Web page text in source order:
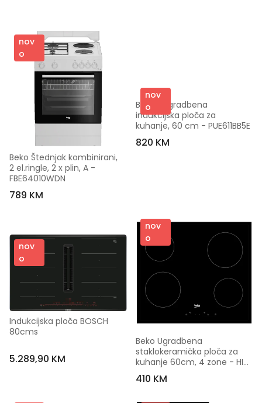
nov
o
Beko Štednjak kombinirani,
2 el.ringle, 2 x plin, A -
FBE64010WDN
789 KM
nov
o
Bosch Ugradbena
indukcijska ploča za
kuhanje, 60 cm - PUE611BB5E
820 KM
nov
o
Indukcijska ploča BOSCH
80cms
5.289,90 KM
nov
o
Beko Ugradbena
staklokeramička ploča za
kuhanje 60cm, 4 zone - HIC
64400 E
410 KM